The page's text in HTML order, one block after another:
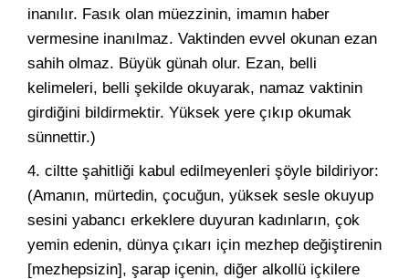
inanılır. Fasık olan müezzinin, imamın haber
vermesine inanılmaz. Vaktinden evvel okunan ezan
sahih olmaz. Büyük günah olur. Ezan, belli
kelimeleri, belli şekilde okuyarak, namaz vaktinin
girdiğini bildirmektir. Yüksek yere çıkıp okumak
sünnettir.)
4. ciltte şahitliği kabul edilmeyenleri şöyle bildiriyor:
(Amanın, mürtedin, çocuğun, yüksek sesle okuyup
sesini yabancı erkeklere duyuran kadınların, çok
yemin edenin, dünya çıkarı için mezhep değiştirenin
[mezhepsizin], şarap içenin, diğer alkollü içkilere